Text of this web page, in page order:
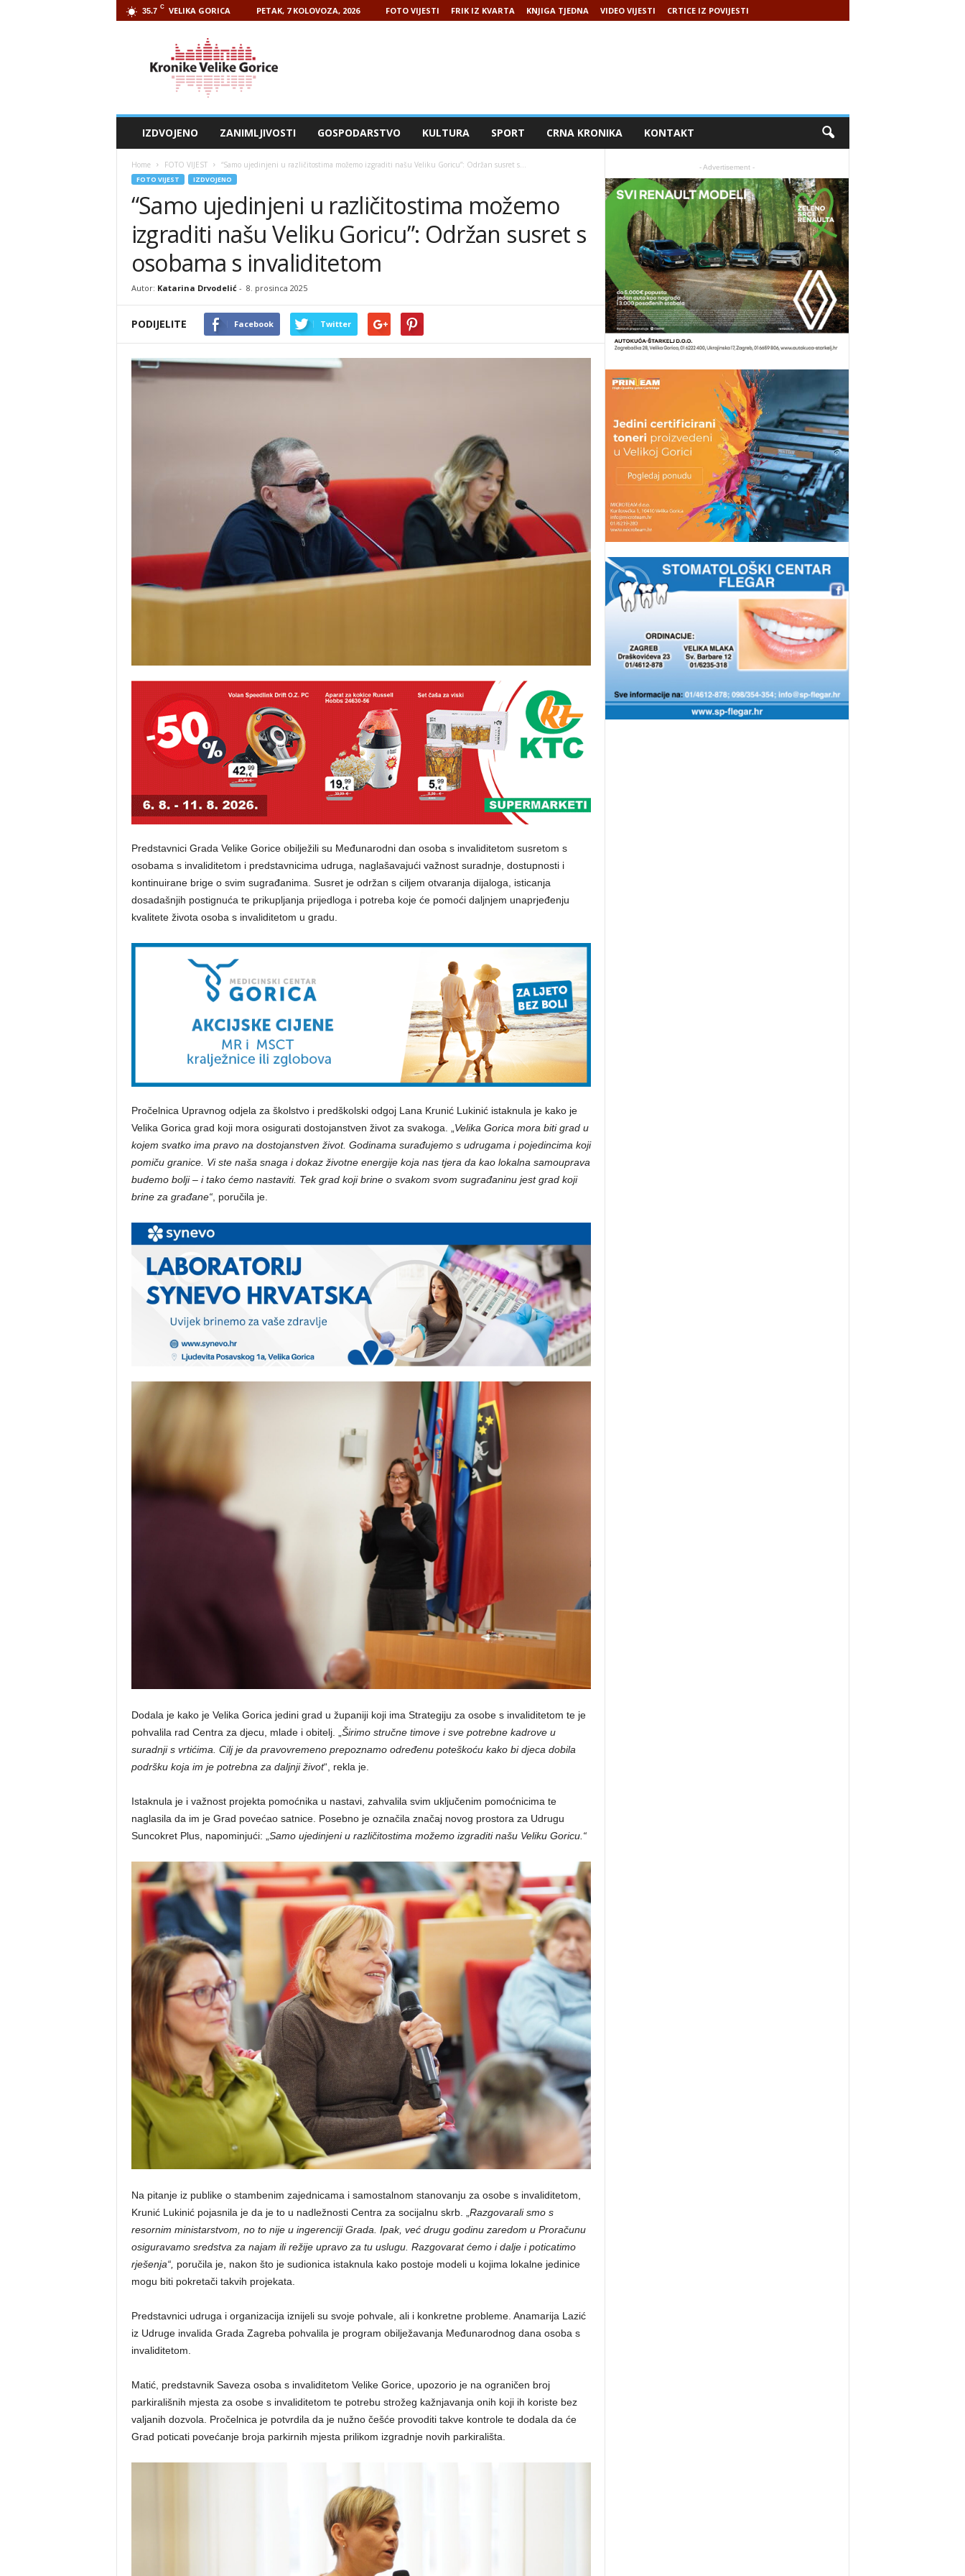
35.7 C VELIKA GORICA PETAK, 7 KOLOVOZA, 2026 FOTO VIJESTI FRIK IZ KVARTA KNJIGA TJEDNA VIDEO VIJESTI CRTICE IZ POVIJESTI
IZDVOJENO ZANIMLJIVOSTI GOSPODARSTVO KULTURA SPORT CRNA KRONIKA KONTAKT
Home FOTO VIJEST “Samo ujedinjeni u različitostima možemo izgraditi našu Veliku Goricu”: Održan susret s...
FOTO VIJEST IZDVOJENO
“Samo ujedinjeni u različitostima možemo
izgraditi našu Veliku Goricu”: Održan susret s
osobama s invaliditetom
Autor: Katarina Drvodelić- 8. prosinca 2025
PODIJELITE Facebook Twitter
Predstavnici Grada Velike Gorice obilježili su Međunarodni dan osoba s invaliditetom susretom s
osobama s invaliditetom i predstavnicima udruga, naglašavajući važnost suradnje, dostupnosti i
kontinuirane brige o svim sugrađanima. Susret je održan s ciljem otvaranja dijaloga, isticanja
dosadašnjih postignuća te prikupljanja prijedloga i potreba koje će pomoći daljnjem unaprjeđenju
kvalitete života osoba s invaliditetom u gradu.
Pročelnica Upravnog odjela za školstvo i predškolski odgoj Lana Krunić Lukinić istaknula je kako je
Velika Gorica grad koji mora osigurati dostojanstven život za svakoga. „ Velika Gorica mora biti grad u
kojem svatko ima pravo na dostojanstven život. Godinama surađujemo s udrugama i pojedincima koji
pomiču granice. Vi ste naša snaga i dokaz životne energije koja nas tjera da kao lokalna samouprava
budemo bolji – i tako ćemo nastaviti. Tek grad koji brine o svakom svom sugrađaninu jest grad koji
brine za građane“, poručila je.
Dodala je kako je Velika Gorica jedini grad u županiji koji ima Strategiju za osobe s invaliditetom te je
pohvalila rad Centra za djecu, mlade i obitelj. „ Širimo stručne timove i sve potrebne kadrove u
suradnji s vrtićima. Cilj je da pravovremeno prepoznamo određenu poteškoću kako bi djeca dobila
podršku koja im je potrebna za daljnji život“, rekla je.
Istaknula je i važnost projekta pomoćnika u nastavi, zahvalila svim uključenim pomoćnicima te
naglasila da im je Grad povećao satnice. Posebno je označila značaj novog prostora za Udrugu
Suncokret Plus, napominjući: „ Samo ujedinjeni u različitostima možemo izgraditi našu Veliku Goricu.“
Na pitanje iz publike o stambenim zajednicama i samostalnom stanovanju za osobe s invaliditetom,
Krunić Lukinić pojasnila je da je to u nadležnosti Centra za socijalnu skrb. „ Razgovarali smo s
resornim ministarstvom, no to nije u ingerenciji Grada. Ipak, već drugu godinu zaredom u Proračunu
osiguravamo sredstva za najam ili režije upravo za tu uslugu. Razgovarat ćemo i dalje i poticatimo
rješenja“, poručila je, nakon što je sudionica istaknula kako postoje modeli u kojima lokalne jedinice
mogu biti pokretači takvih projekata.
Predstavnici udruga i organizacija iznijeli su svoje pohvale, ali i konkretne probleme. Anamarija Lazić
iz Udruge invalida Grada Zagreba pohvalila je program obilježavanja Međunarodnog dana osoba s
invaliditetom.
Matić, predstavnik Saveza osoba s invaliditetom Velike Gorice, upozorio je na ograničen broj
parkirališnih mjesta za osobe s invaliditetom te potrebu strožeg kažnjavanja onih koji ih koriste bez
valjanih dozvola. Pročelnica je potvrdila da je nužno češće provoditi takve kontrole te dodala da će
Grad poticati povećanje broja parkirnih mjesta prilikom izgradnje novih parkirališta.
- Advertisement -